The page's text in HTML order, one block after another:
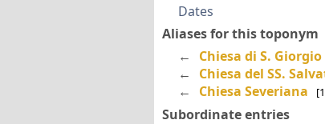
Dates
Aliases for this toponym
←
Chiesa di S.
← Chiesa del SS.
← Chiesa Severiana
Subordinate entries